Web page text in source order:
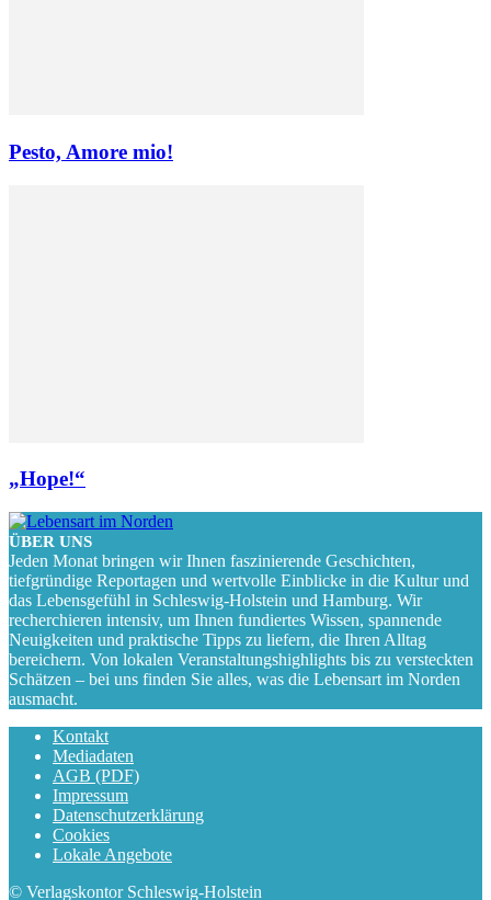
Pesto, Amore mio!
„Hope!“
ÜBER UNS
Jeden Monat bringen wir Ihnen faszinierende Geschichten,
tiefgründige Reportagen und wertvolle Einblicke in die Kultur und
das Lebensgefühl in Schleswig-Holstein und Hamburg. Wir
recherchieren intensiv, um Ihnen fundiertes Wissen, spannende
Neuigkeiten und praktische Tipps zu liefern, die Ihren Alltag
bereichern. Von lokalen Veranstaltungshighlights bis zu versteckten
Schätzen – bei uns finden Sie alles, was die Lebensart im Norden
ausmacht.
Kontakt
Mediadaten
AGB (PDF)
Impressum
Datenschutzerklärung
Cookies
Lokale Angebote
© Verlagskontor Schleswig-Holstein